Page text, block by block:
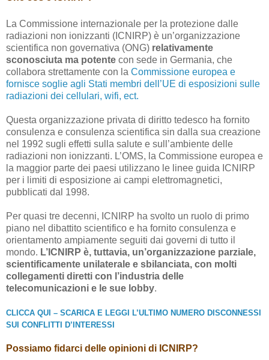
La Commissione internazionale per la protezione dalle
radiazioni non ionizzanti (ICNIRP) è un’organizzazione
scientifica non governativa (ONG) relativamente
sconosciuta ma potente con sede in Germania, che
collabora strettamente con la Commissione europea e
fornisce soglie agli Stati membri dell’UE di esposizioni sulle
radiazioni dei cellulari, wifi, ect.
Questa organizzazione privata di diritto tedesco ha fornito
consulenza e consulenza scientifica sin dalla sua creazione
nel 1992 sugli effetti sulla salute e sull’ambiente delle
radiazioni non ionizzanti. L’OMS, la Commissione europea e
la maggior parte dei paesi utilizzano le linee guida ICNIRP
per i limiti di esposizione ai campi elettromagnetici,
pubblicati dal 1998.
Per quasi tre decenni, ICNIRP ha svolto un ruolo di primo
piano nel dibattito scientifico e ha fornito consulenza e
orientamento ampiamente seguiti dai governi di tutto il
mondo. L’ICNIRP è, tuttavia, un’organizzazione parziale,
scientificamente unilaterale e sbilanciata, con molti
collegamenti diretti con l’industria delle
telecomunicazioni e le sue lobby.
CLICCA QUI – SCARICA E LEGGI L’ULTIMO NUMERO DISCONNESSI
SUI CONFLITTI D’INTERESSI
Possiamo fidarci delle opinioni di ICNIRP?